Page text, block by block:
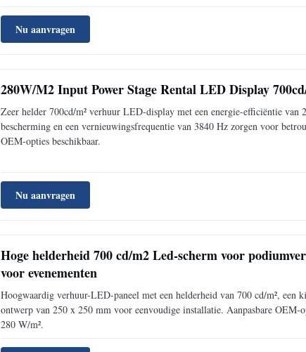
Nu aanvragen
280W/M2 Input Power Stage Rental LED Display
Zeer helder 700cd/m² verhuur LED-display met een energie-efficiëntie
bescherming en een vernieuwingsfrequentie van 3840 Hz zorgen voor
OEM-opties beschikbaar.
Nu aanvragen
Hoge helderheid 700 cd/m2 Led-scherm voor
voor evenementen
Hoogwaardig verhuur-LED-paneel met een helderheid van 700 cd/m², een
ontwerp van 250 x 250 mm voor eenvoudige installatie. Aanpasbare OEM-
280 W/m².